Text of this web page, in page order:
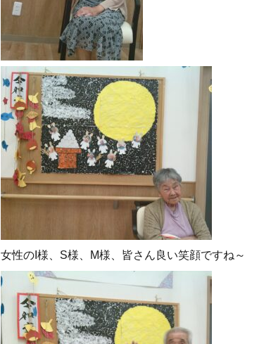
女性のI様、S様、M様、皆さん良い笑顔ですね～